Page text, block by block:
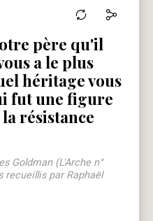
père qu'il
a le plus
héritage vous
fut une figure
résistance
Goldman (L'Arche n°
recueillis par Raphaël